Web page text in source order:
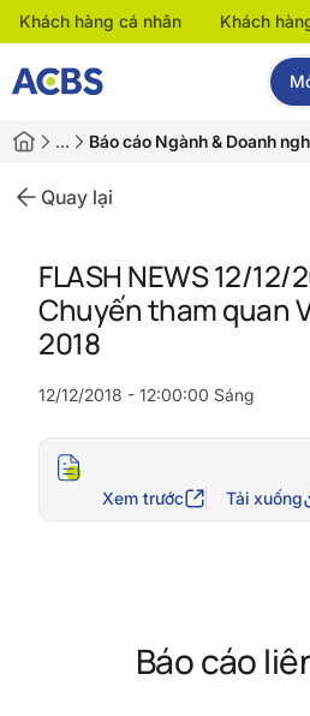
Khách hàng cá nhân Khách
… Báo cáo Ngành & Doanh
Quay lại
FLASH NEWS 12/12/
Chuyến tham quan
2018
12/12/2018 - 12:00:00 Sáng
Xem trước Tải xuống
Báo cáo